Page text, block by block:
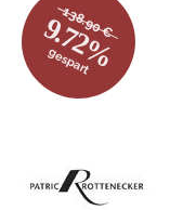
138.90 €
9.72%
gespart